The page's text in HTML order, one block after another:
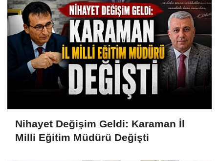
Nihayet Değişim Geldi: Karaman İl
Milli Eğitim Müdürü Değişti